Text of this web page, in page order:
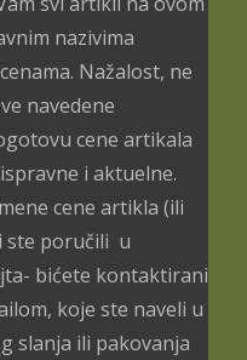
nazivima
Nažalost, ne
navedene
cene artikala
i aktuelne.
cene artikla (ili
ste poručili u
bićete kontaktirani
koje ste naveli u
slanja ili pakovanja